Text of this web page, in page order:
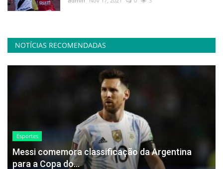
NOTÍCIAS RECOMENDADAS
Esportes
Messi comemora classificação da Argentina
para a Copa do...